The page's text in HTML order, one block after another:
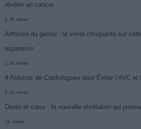
révéler un cancer
1.3k views
Arthrose du genou : la vérité choquante sur
expansion
1.3k views
4 Astuces de Cardiologues pour Éviter l’AVC et
1.2k views
Dents et cœur : la nouvelle révélation qui
1k views